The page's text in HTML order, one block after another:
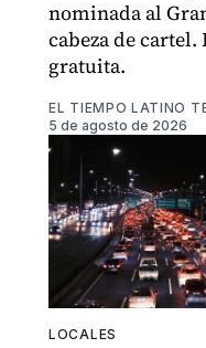
nominada al
cabeza de cartel.
gratuita.
EL TIEMPO LATINO
5 de agosto de 2026
LOCALES